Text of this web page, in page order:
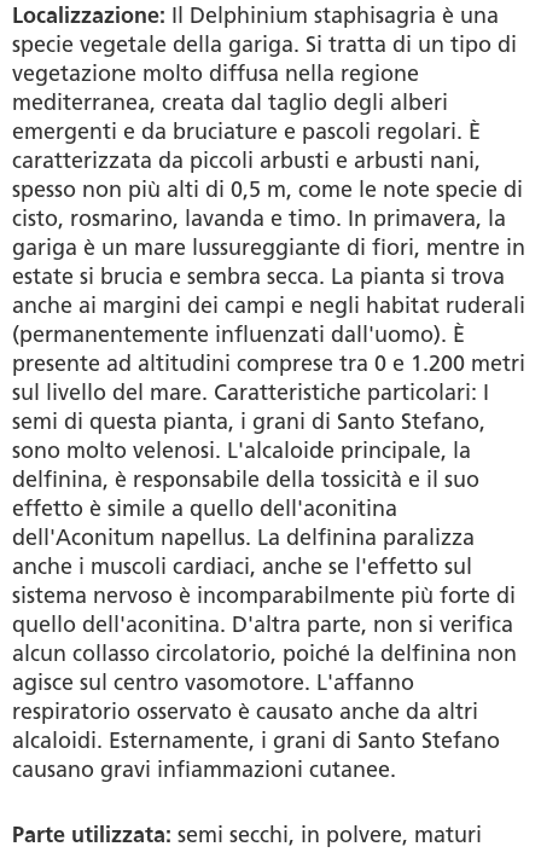
Localizzazione: Il Delphinium staphisagria è una
specie vegetale della gariga. Si tratta di un tipo di
vegetazione molto diffusa nella regione
mediterranea, creata dal taglio degli alberi
emergenti e da bruciature e pascoli regolari. È
caratterizzata da piccoli arbusti e arbusti nani,
spesso non più alti di 0,5 m, come le note specie di
cisto, rosmarino, lavanda e timo. In primavera, la
gariga è un mare lussureggiante di fiori, mentre in
estate si brucia e sembra secca. La pianta si trova
anche ai margini dei campi e negli habitat ruderali
(permanentemente influenzati dall'uomo). È
presente ad altitudini comprese tra 0 e 1.200 metri
sul livello del mare. Caratteristiche particolari: I
semi di questa pianta, i grani di Santo Stefano,
sono molto velenosi. L'alcaloide principale, la
delfinina, è responsabile della tossicità e il suo
effetto è simile a quello dell'aconitina
dell'Aconitum napellus. La delfinina paralizza
anche i muscoli cardiaci, anche se l'effetto sul
sistema nervoso è incomparabilmente più forte di
quello dell'aconitina. D'altra parte, non si verifica
alcun collasso circolatorio, poiché la delfinina non
agisce sul centro vasomotore. L'affanno
respiratorio osservato è causato anche da altri
alcaloidi. Esternamente, i grani di Santo Stefano
causano gravi infiammazioni cutanee.
Parte utilizzata: semi secchi, in polvere, maturi